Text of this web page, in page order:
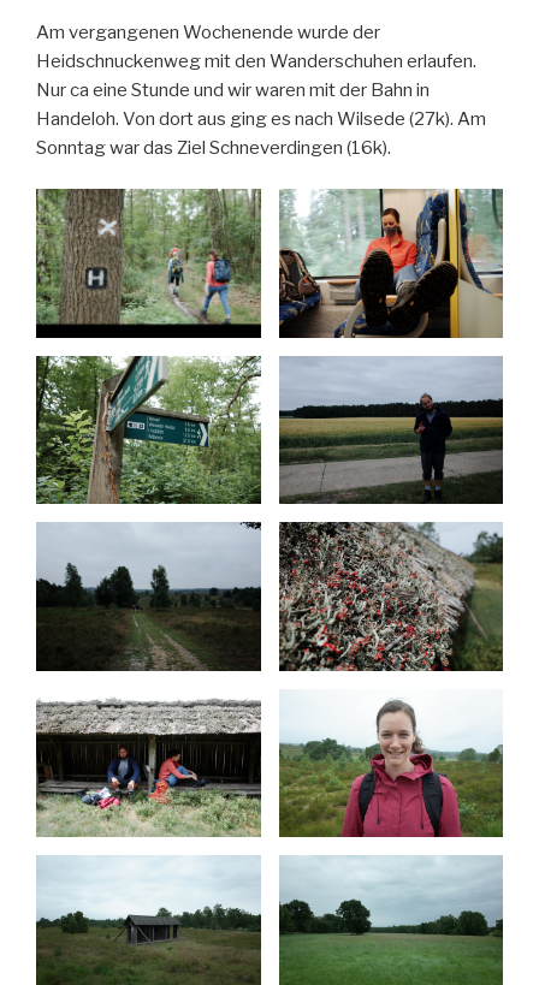
Am vergangenen Wochenende wurde der
Heidschnuckenweg mit den Wanderschuhen erlaufen.
Nur ca eine Stunde und wir waren mit der Bahn in
Handeloh. Von dort aus ging es nach Wilsede (27k). Am
Sonntag war das Ziel Schneverdingen (16k).